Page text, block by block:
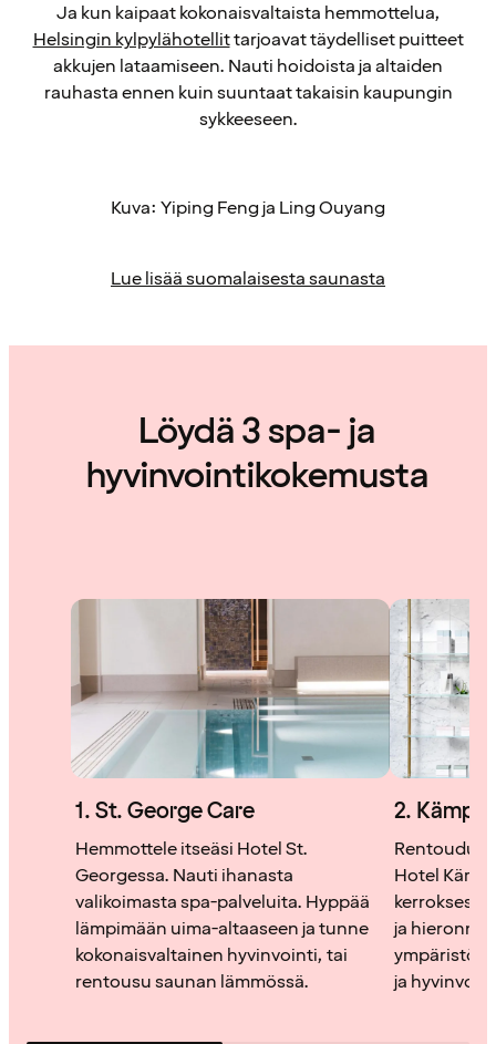
Ja kun kaipaat kokonaisvaltaista hemmottelua,
Helsingin kylpylähotellittarjoavat täydelliset puitteet
akkujen lataamiseen. Nauti hoidoista ja altaiden
rauhasta ennen kuin suuntaat takaisin kaupungin
sykkeeseen.
Kuva: Yiping Feng ja Ling Ouyang
Lue lisää suomalaisesta saunasta
Löydä 3 spa- ja
hyvinvointikokemusta
1. St. George Care
Hemmottele itseäsi Hotel St.
Georgessa. Nauti ihanasta
valikoimasta spa-palveluita. Hyppää
lämpimään uima-altaaseen ja tunne
kokonaisvaltainen hyvinvointi, tai
rentousu saunan lämmössä.
2. Kämp
Rentoudu
Hotel
ja
ja